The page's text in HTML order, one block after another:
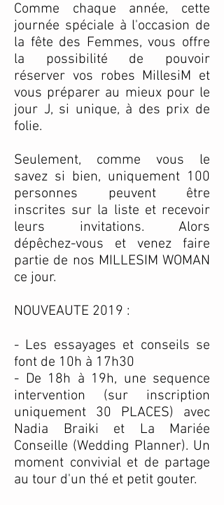
Comme chaque année, cette
journée spéciale à l'occasion de
la fête des Femmes, vous offre
la possibilité de pouvoir
réserver vos robes MillesiM et
vous préparer au mieux pour le
jour J, si unique, à des prix de
folie.
Seulement, comme vous le
savez si bien, uniquement 100
personnes peuvent être
inscrites sur la liste et recevoir
leurs invitations. Alors
dépêchez-vous et venez faire
partie de nos MILLESIM WOMAN
ce jour.
NOUVEAUTE 2019 :
- Les essayages et conseils se
font de 10h à 17h30
- De 18h à 19h, une sequence
intervention (sur inscription
uniquement 30 PLACES) avec
Nadia Braiki et La Mariée
Conseille (Wedding Planner). Un
moment convivial et de partage
au tour d'un thé et petit gouter.